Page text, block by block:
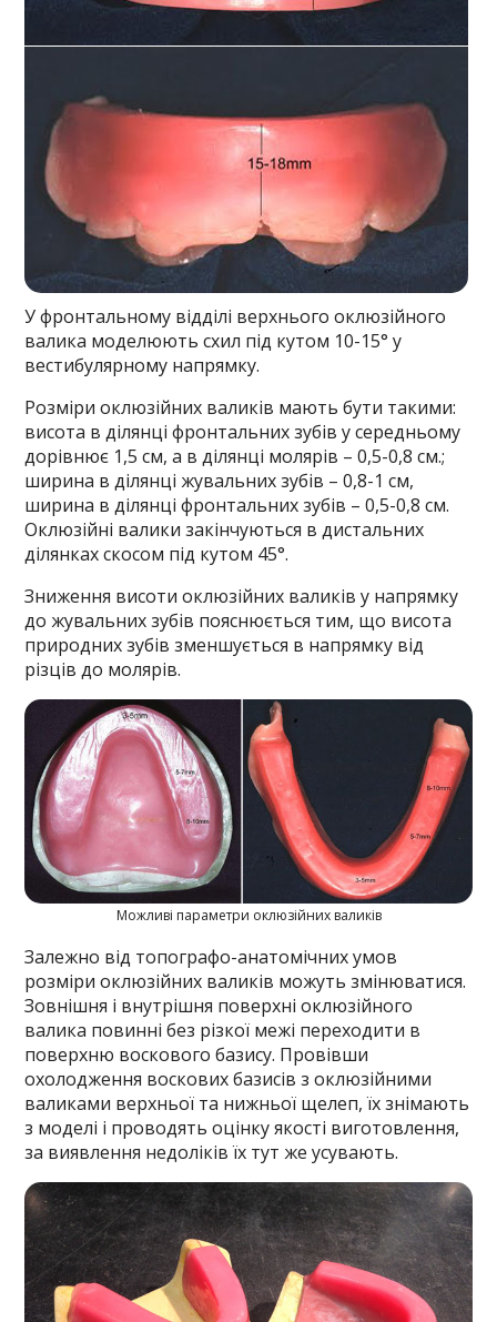
У фронтальному відділі верхнього оклюзійного
валика моделюють схил під кутом 10-15° у
вестибулярному напрямку.
Розміри оклюзійних валиків мають бути такими:
висота в ділянці фронтальних зубів у середньому
дорівнює 1,5 см, а в ділянці молярів – 0,5-0,8 см.;
ширина в ділянці жувальних зубів – 0,8-1 см,
ширина в ділянці фронтальних зубів – 0,5-0,8 см.
Оклюзійні валики закінчуються в дистальних
ділянках скосом під кутом 45°.
Зниження висоти оклюзійних валиків у напрямку
до жувальних зубів пояснюється тим, що висота
природних зубів зменшується в напрямку від
різців до молярів.
Можливі параметри оклюзійних валиків
Залежно від топографо-анатомічних умов
розміри оклюзійних валиків можуть змінюватися.
Зовнішня і внутрішня поверхні оклюзійного
валика повинні без різкої межі переходити в
поверхню воскового базису. Провівши
охолодження воскових базисів з оклюзійними
валиками верхньої та нижньої щелеп, їх знімають
з моделі і проводять оцінку якості виготовлення,
за виявлення недоліків їх тут же усувають.